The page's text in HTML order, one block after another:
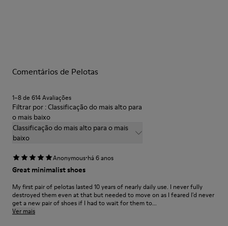
Certificação Leather Working Group
Para instruções detalhadas sobre como cuidar do teu par,
Comentários de Pelotas
1–8 de 614 Avaliações
Filtrar por : Classificação do mais alto para
o mais baixo
Classificação do mais alto para o mais
baixo
Anonymous·há 6 anos
Great minimalist shoes
My first pair of pelotas lasted 10 years of nearly daily use. I never fully
destroyed them even at that but needed to move on as I feared I'd never
get a new pair of shoes if I had to wait for them to...
Ver mais